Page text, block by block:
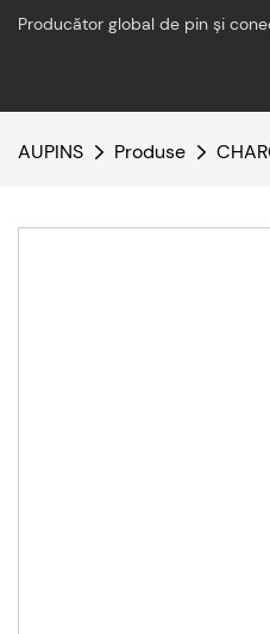
Producător global de pin și
AUPINS Produse